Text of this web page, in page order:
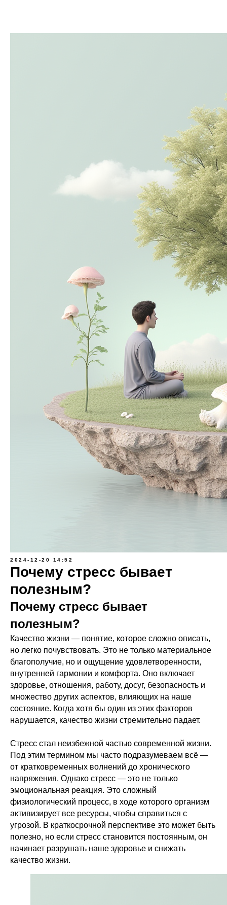
2024-12-20 14:52
Почему стресс бывает
полезным?
Почему стресс бывает
полезным?
Качество жизни — понятие, которое сложно описать,
но легко почувствовать. Это не только материальное
благополучие, но и ощущение удовлетворенности,
внутренней гармонии и комфорта. Оно включает
здоровье, отношения, работу, досуг, безопасность и
множество других аспектов, влияющих на наше
состояние. Когда хотя бы один из этих факторов
нарушается, качество жизни стремительно падает.
Стресс стал неизбежной частью современной жизни.
Под этим термином мы часто подразумеваем всё —
от кратковременных волнений до хронического
напряжения. Однако стресс — это не только
эмоциональная реакция. Это сложный
физиологический процесс, в ходе которого организм
активизирует все ресурсы, чтобы справиться с
угрозой. В краткосрочной перспективе это может быть
полезно, но если стресс становится постоянным, он
начинает разрушать наше здоровье и снижать
качество жизни.